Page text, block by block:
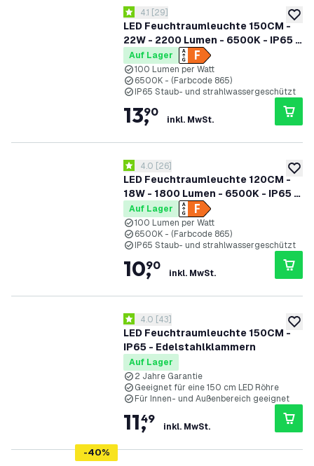
zur
LED Feuchtraumleuchte 150CM -
22W - 2200 Lumen - 6500K - IP65 -
Inkl. LED Röhre
Bewertungsbereich öffnen
4.1 Bewertungssterne
4.1 [29]
Auf Lager
100 Lumen per Watt
6500K - (Farbcode 865)
IP65 Staub- und strahlwassergeschützt
13,
90
inkl. MwSt.
zur
LED Feuchtraumleuchte 120CM -
18W - 1800 Lumen - 6500K - IP65 -
Inkl. LED Röhre
Bewertungsbereich öffnen
4 Bewertungssterne
4.0 [26]
Auf Lager
100 Lumen per Watt
6500K - (Farbcode 865)
IP65 Staub- und strahlwassergeschützt
10,
90
inkl. MwSt.
zur
LED Feuchtraumleuchte 150CM -
IP65 - Edelstahlklammern
Bewertungsbereich öffnen
4 Bewertungssterne
4.0 [43]
Auf Lager
2 Jahre Garantie
Geeignet für eine 150 cm LED Röhre
Für Innen- und Außenbereich geeignet
11,
49
inkl. MwSt.
-40%